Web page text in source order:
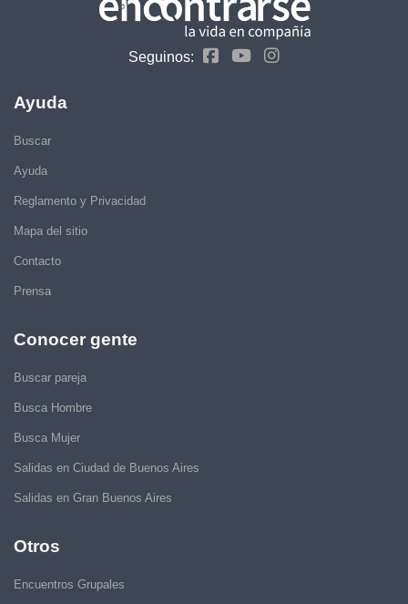
Seguinos:
Ayuda
Buscar
Ayuda
Reglamento y Privacidad
Mapa del sitio
Contacto
Prensa
Conocer gente
Buscar pareja
Busca Hombre
Busca Mujer
Salidas en Ciudad de Buenos Aires
Salidas en Gran Buenos Aires
Otros
Encuentros Grupales